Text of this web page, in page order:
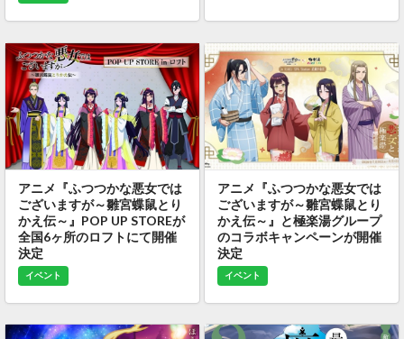
アニメ『ふつつかな悪女では
ございますが～雛宮蝶鼠とり
かえ伝～』POP UP STOREが
全国6ヶ所のロフトにて開催
決定
イベント
アニメ『ふつつかな悪女では
ございますが～雛宮蝶鼠とり
かえ伝～』と極楽湯グループ
のコラボキャンペーンが開催
決定
イベント